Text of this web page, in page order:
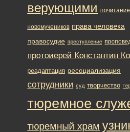
верующими почитание
новомучеников права человека
правосудие преступление
протоиерей Константин
реадаптация ресоциализация
сотрудники суд творчество
тюремное
тюремный храм